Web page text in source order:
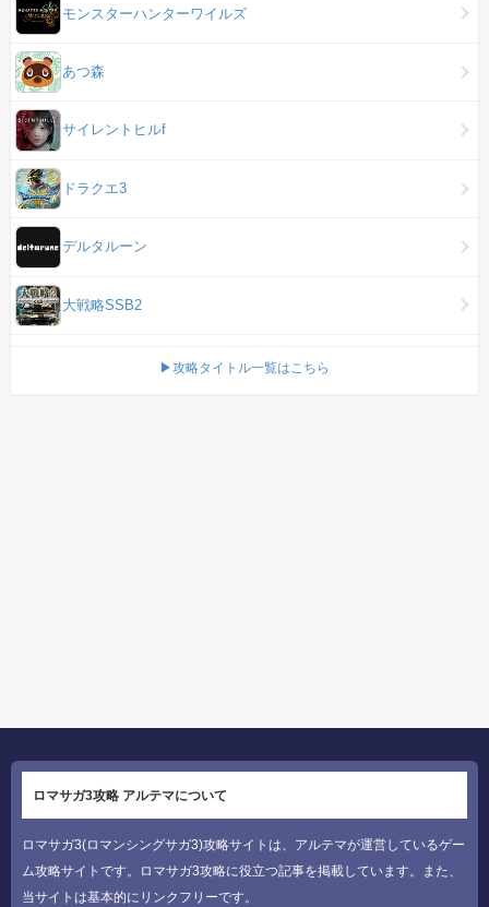
モンスターハンターワイルズ
あつ森
サイレントヒルf
ドラクエ3
デルタルーン
大戦略SSB2
▶攻略タイトル一覧はこちら
ロマサガ3攻略 アルテマについて
ロマサガ3(ロマンシングサガ3)攻略サイトは、アルテマが運営しているゲー
ム攻略サイトです。ロマサガ3攻略に役立つ記事を掲載しています。また、
当サイトは基本的にリンクフリーです。